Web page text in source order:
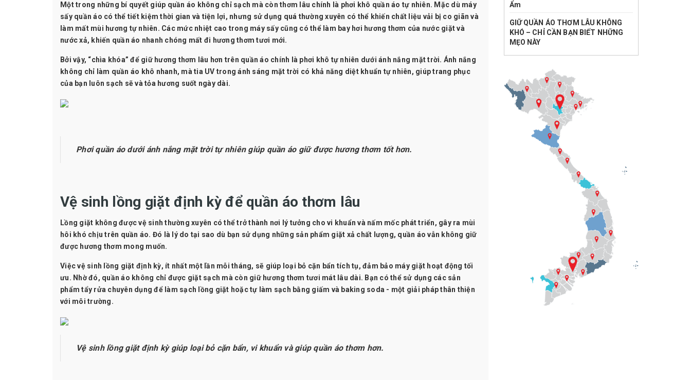
Một trong những bí quyết giúp quần áo không chỉ sạch mà còn thơm lâu chính là phơi khô quần áo tự nhiên. Mặc dù máy
sấy quần áo có thể tiết kiệm thời gian và tiện lợi, nhưng sử dụng quá thường xuyên có thể khiến chất liệu vải bị co giãn và
làm mất mùi hương tự nhiên. Các mức nhiệt cao trong máy sấy cũng có thể làm bay hơi hương thơm của nước giặt và
nước xả, khiến quần áo nhanh chóng mất đi hương thơm tươi mới.
Bởi vậy, “chìa khóa” để giữ hương thơm lâu hơn trên quần áo chính là phơi khô tự nhiên dưới ánh nắng mặt trời. Ánh nắng
không chỉ làm quần áo khô nhanh, mà tia UV trong ánh sáng mặt trời có khả năng diệt khuẩn tự nhiên, giúp trang phục
của bạn luôn sạch sẽ và tỏa hương suốt ngày dài.
Phơi quần áo dưới ánh nắng mặt trời tự nhiên giúp quần áo giữ được hương thơm tốt hơn.
Vệ sinh lồng giặt định kỳ để quần áo thơm lâu
Lồng giặt không được vệ sinh thường xuyên có thể trở thành nơi lý tưởng cho vi khuẩn và nấm mốc phát triển, gây ra mùi
hôi khó chịu trên quần áo. Đó là lý do tại sao dù bạn sử dụng những sản phẩm giặt xả chất lượng, quần áo vẫn không giữ
được hương thơm mong muốn.
Việc vệ sinh lồng giặt định kỳ, ít nhất một lần mỗi tháng, sẽ giúp loại bỏ cặn bẩn tích tụ, đảm bảo máy giặt hoạt động tối
ưu. Nhờ đó, quần áo không chỉ được giặt sạch mà còn giữ hương thơm tươi mát lâu dài. Bạn có thể sử dụng các sản
phẩm tẩy rửa chuyên dụng để làm sạch lồng giặt hoặc tự làm sạch bằng giấm và baking soda - một giải pháp thân thiện
với môi trường.
Vệ sinh lồng giặt định kỳ giúp loại bỏ cặn bẩn, vi khuẩn và giúp quần áo thơm hơn.
Ẩm
GIỮ QUẦN ÁO THƠM LÂU KHÔNG
KHÓ – CHỈ CẦN BẠN BIẾT NHỮNG
MẸO NÀY